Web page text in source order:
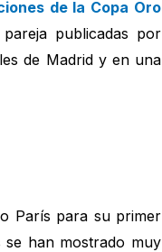
de la Copa Oro
publicadas por
de Madrid y en una
París para su primer
se han mostrado muy